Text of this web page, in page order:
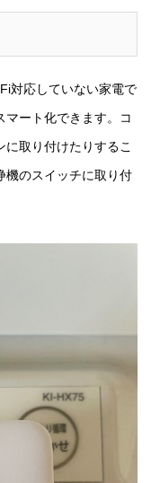
対応していない家電で
マート化できます。コ
取り付けたりするこ
機のスイッチに取り付